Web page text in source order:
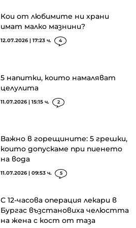
Кои от любимите ни храни
имат малко мазнини?
12.07.2026 | 17:23 ч. 4
5 напитки, които намаляват
целулита
11.07.2026 | 15:15 ч. 2
Важно в горещините: 5 грешки,
които допускаме при пиенето
на вода
11.07.2026 | 09:53 ч. 5
С 12-часова операция лекари в
Бургас възстановиха челюстта
на жена с кост от таза